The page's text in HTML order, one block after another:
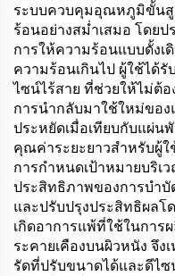
ระบบควบคุมอุณหภูมิขั้นสู
ร้อนอย่างสม่ำเสมอ โดยป
การให้ความร้อนแบบดั้งเ
ความร้อนเกินไป ผู้ใช้ได้
ไซน์ไร้สาย ที่ช่วยให้ไม่ต้
การนำกลับมาใช้ใหม่ของ
ประหยัดเมื่อเทียบกับแผ่น
คุณค่าระยะยาวสำหรับผู้ใ
การกำหนดเป้าหมายบริเ
ประสิทธิภาพของการบำบั
และปรับปรุงประสิทธิผลโ
เกิดอาการแพ้ที่ใช้ในการ
ระคายเคืองบนผิวหนัง จึง
รัดที่ปรับขนาดได้และดีไ